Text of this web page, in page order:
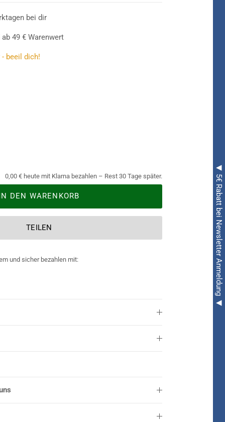
◀ 5€ Rabatt bei Newsletter Anmeldung ◀
bei dir
49 € Warenwert
beeil dich!
0,00 € heute mit Klarna bezahlen – Rest 30 Tage später.
IN DEN WARENKORB
TEILEN
und sicher bezahlen mit: